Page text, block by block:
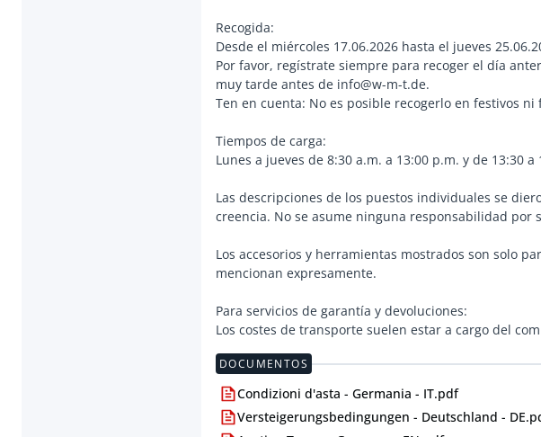
Recogida:
Desde el miércoles 17.06.2026 hasta el jueves
Por favor, regístrate siempre para recoger el día
muy tarde antes de info@w-m-t.de.
Ten en cuenta: No es posible recogerlo en festivos ni
Tiempos de carga:
Lunes a jueves de 8:30 a.m. a 13:00 p.m. y de 13:30 a
Las descripciones de los puestos individuales se
creencia. No se asume ninguna responsabilidad por
Los accesorios y herramientas mostrados son solo
mencionan expresamente.
Para servicios de garantía y devoluciones:
Los costes de transporte suelen estar a cargo del
DOCUMENTOS
Condizioni d'asta - Germania - IT.pdf
Versteigerungsbedingungen - Deutschland -